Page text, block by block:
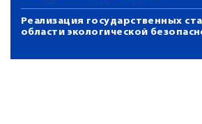
Реализация государственных
области экологической